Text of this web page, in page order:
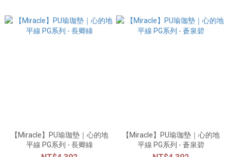
【Miracle】PU瑜珈墊｜心的地
平線 PG系列 - 長卿綠
【Miracle】PU瑜珈墊｜心的地
平線 PG系列 - 蒼泉碧